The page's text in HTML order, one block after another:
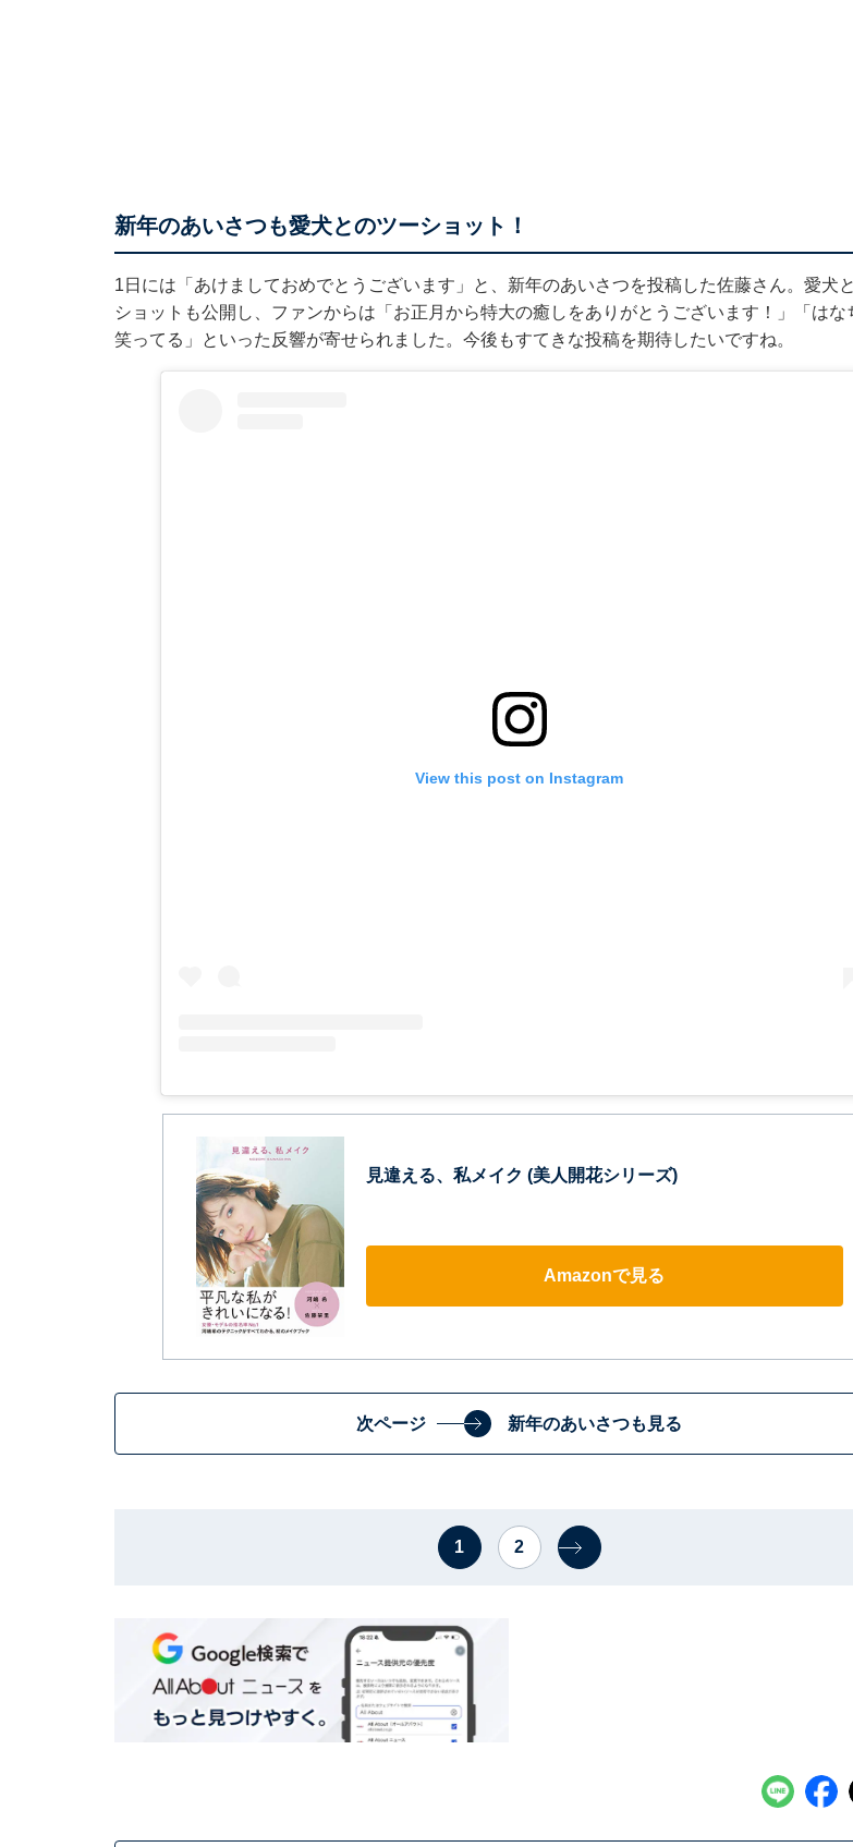
新年のあいさつも愛犬とのツーショット！
1日には「あけましておめでとうございます」と、新年のあいさつを投稿した佐藤さん。愛犬
ショットも公開し、ファンからは「お正月から特大の癒しをありがとうございます！」「はな
笑ってる」といった反響が寄せられました。今後もすてきな投稿を期待したいですね。
View this post on Instagram
見違える、私メイク (美人開花シリーズ)
Amazonで見る
次ページ 新年のあいさつも見る
1 2